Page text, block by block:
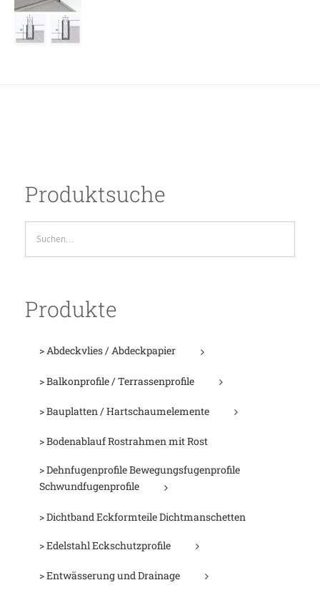
Produktsuche
Produkte
> Abdeckvlies / Abdeckpapier
> Balkonprofile / Terrassenprofile
> Bauplatten / Hartschaumelemente
> Bodenablauf Rostrahmen mit Rost
> Dehnfugenprofile Bewegungsfugenprofile
Schwundfugenprofile
> Dichtband Eckformteile Dichtmanschetten
> Edelstahl Eckschutzprofile
> Entwässerung und Drainage